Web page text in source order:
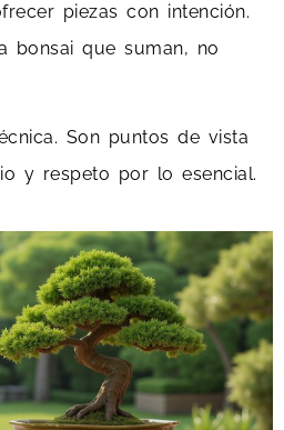
piezas con intención.
bonsai que suman, no
Son puntos de vista
y respeto por lo esencial.